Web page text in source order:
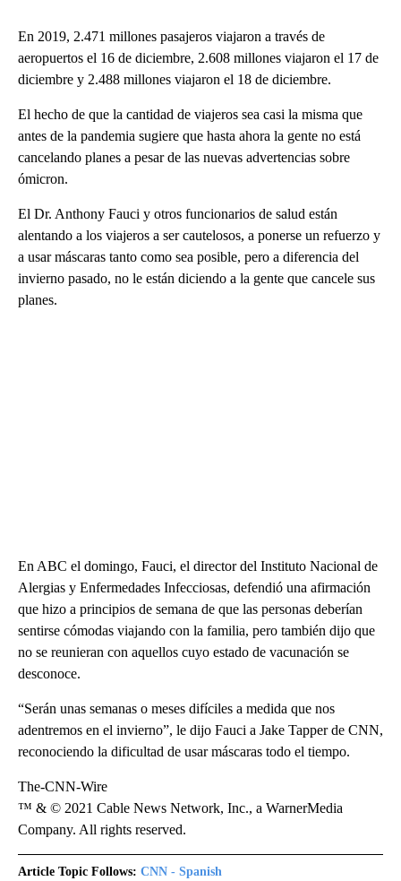
En 2019, 2.471 millones pasajeros viajaron a través de
aeropuertos el 16 de diciembre, 2.608 millones viajaron el 17 de
diciembre y 2.488 millones viajaron el 18 de diciembre.
El hecho de que la cantidad de viajeros sea casi la misma que
antes de la pandemia sugiere que hasta ahora la gente no está
cancelando planes a pesar de las nuevas advertencias sobre
ómicron.
El Dr. Anthony Fauci y otros funcionarios de salud están
alentando a los viajeros a ser cautelosos, a ponerse un refuerzo y
a usar máscaras tanto como sea posible, pero a diferencia del
invierno pasado, no le están diciendo a la gente que cancele sus
planes.
En ABC el domingo, Fauci, el director del Instituto Nacional de
Alergias y Enfermedades Infecciosas, defendió una afirmación
que hizo a principios de semana de que las personas deberían
sentirse cómodas viajando con la familia, pero también dijo que
no se reunieran con aquellos cuyo estado de vacunación se
desconoce.
“Serán unas semanas o meses difíciles a medida que nos
adentremos en el invierno”, le dijo Fauci a Jake Tapper de CNN,
reconociendo la dificultad de usar máscaras todo el tiempo.
The-CNN-Wire
™ & © 2021 Cable News Network, Inc., a WarnerMedia
Company. All rights reserved.
Article Topic Follows: CNN - Spanish